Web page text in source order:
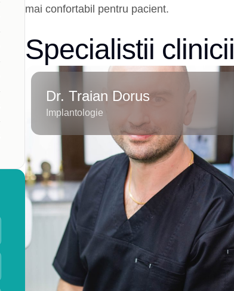
mai confortabil pentru pacient.
Specialistii clinicii
Dr. Traian Dorus
Implantologie